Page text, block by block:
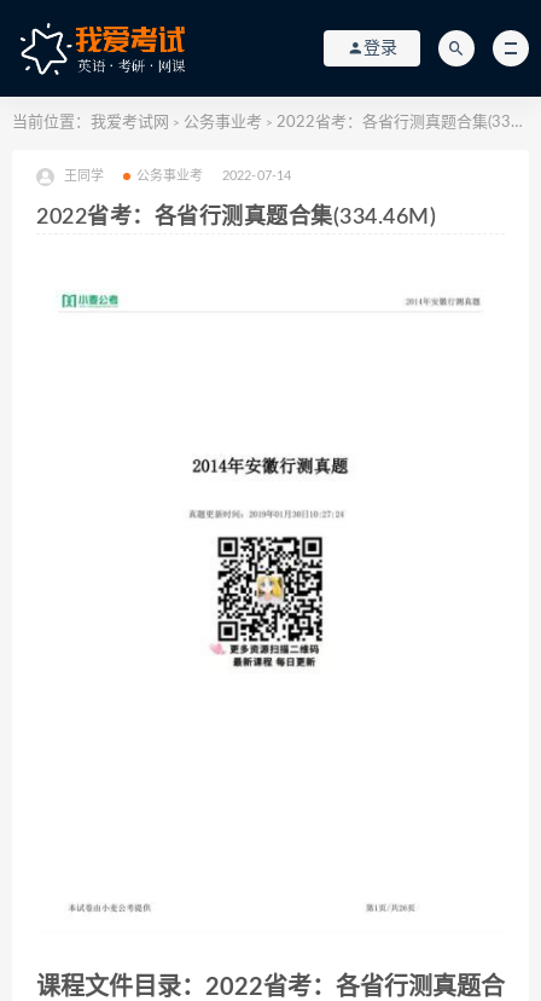
登录
当前位置： 我爱考试网 > 公务事业考 > 2022省考：各省行测真题合集(334.46M)
王同学 公务事业考 2022-07-14
2022省考：各省行测真题合集(334.46M)
课程文件目录：2022省考：各省行测真题合